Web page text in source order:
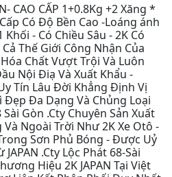
CAO CẤP 1+0.8Kg +2 Xăng *
Có Độ Bền Cao -Loáng ánh
- Có Chiều Sâu - 2K Có
Thế Giới Công Nhận Của
Chất Vượt Trội Và Luôn
Nội Điạ Và Xuất Khẩu -
Tín Lâu Đời Khẳng Định Vị
Đẹp Đa Dạng Và Chủng Loại
Gòn .Cty Chuyên Sản Xuất
Ngoài Trời Như 2K Xe Otô -
Sơn Phủ Bóng - Được Uỷ
.Cty Lộc Phát 68-Sài
Hiệu 2K JAPAN Tại Việt